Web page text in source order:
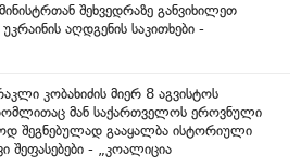
შეხვედრაზე განვიხილეთ
აღდგენის საკითხები -
კობახიძის მიერ 8 აგვისტოს
მან საქართველოს ეროვნული
შეგნებულად გააყალბა ისტორიული
შეფასებები - „კოალიცია